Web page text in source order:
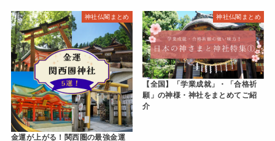
神社仏閣まとめ
金運が上がる！関西圏の最強金運
神社仏閣まとめ
【全国】「学業成就」・「合格祈
願」の神様・神社をまとめてご紹
介